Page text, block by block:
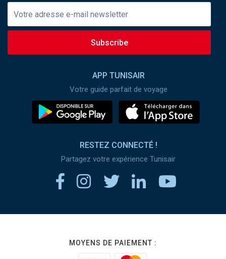
Subscribe
APP TUNISAIR
Votre guide parfait de voyage
RESTEZ CONNECTÉ !
Partagez votre expérience Tunisair
MOYENS DE PAIEMENT :